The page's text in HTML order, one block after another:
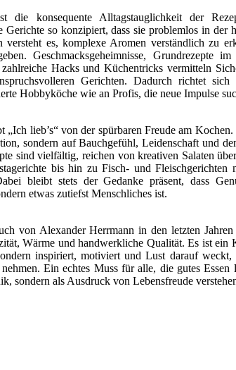
die konsequente Alltagstauglichkeit der
Gerichte so konzipiert, dass sie problemlos in der
versteht es, komplexe Aromen verständlich zu
Geschmacksgeheimnisse, Grundrezepte
Hacks und Küchentricks vermitteln
Gerichten. Dadurch richtet sich
Hobbyköche wie an Profis, die neue Impulse
lieb’s“ von der spürbaren Freude am Kochen.
sondern auf Bauchgefühl, Leidenschaft und
sind vielfältig, reichen von kreativen Salaten
bis hin zu Fisch- und Fleischgerichten
bleibt stets der Gedanke präsent, dass
etwas zutiefst Menschliches ist.
von Alexander Herrmann in den letzten Jahren
Wärme und handwerkliche Qualität. Es ist ein
inspiriert, motiviert und Lust darauf weckt,
Ein echtes Muss für alle, die gutes Essen
sondern als Ausdruck von Lebensfreude